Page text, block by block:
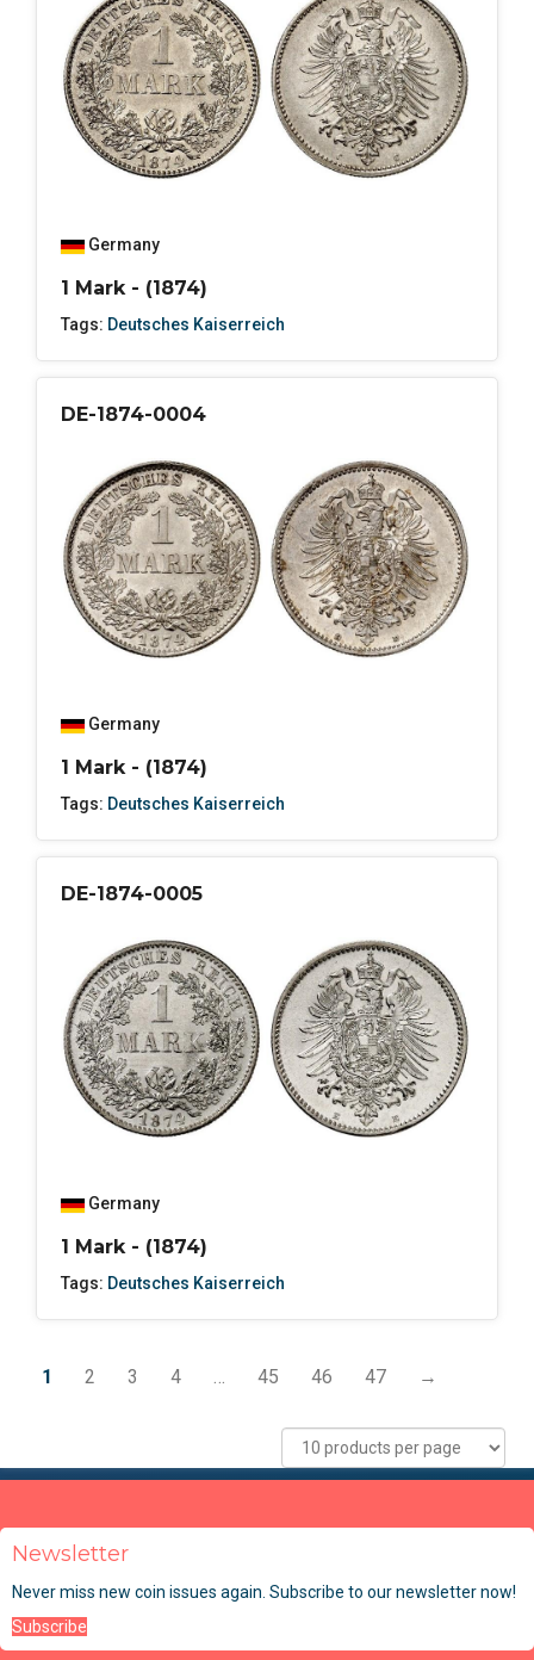
Germany
1 Mark - (1874)
Tags: Deutsches Kaiserreich
DE-1874-0004
Germany
1 Mark - (1874)
Tags: Deutsches Kaiserreich
DE-1874-0005
Germany
1 Mark - (1874)
Tags: Deutsches Kaiserreich
1 2 3 4 … 45 46 47 →
Newsletter
Never miss new coin issues again. Subscribe to our newsletter now!
Subscribe